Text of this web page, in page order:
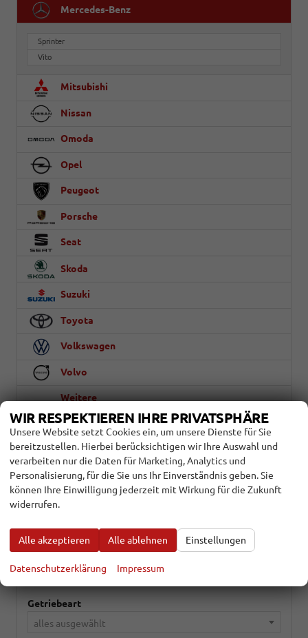
Mercedes-Benz
Sprinter
Vito
Mitsubishi
Nissan
Omoda
Opel
Peugeot
Porsche
Seat
Skoda
Suzuki
Toyota
Volkswagen
Volvo
Weitere
Marke
alles ausgewählt
Modell
Kraftstoffart
alles ausgewählt
Getriebeart
alles ausgewählt
WIR RESPEKTIEREN IHRE PRIVATSPHÄRE
Unsere Website setzt Cookies ein, um unsere Dienste für Sie
bereitzustellen. Hierbei berücksichtigen wir Ihre Auswahl und
verarbeiten nur die Daten für Marketing, Analytics und
Personalisierung, für die Sie uns Ihr Einverständnis geben. Sie
können Ihre Einwilligung jederzeit mit Wirkung für die Zukunft
widerrufen.
Alle akzeptieren Alle ablehnen Einstellungen
Datenschutzerklärung Impressum